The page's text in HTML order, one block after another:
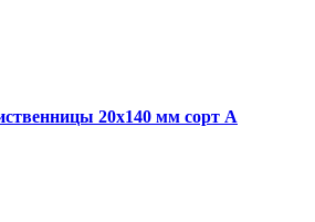
20х140 мм сорт А